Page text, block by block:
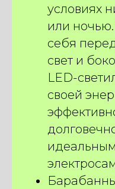
условиях
или
себя
свет и
LED-
своей
ПОДОБРАТЬ